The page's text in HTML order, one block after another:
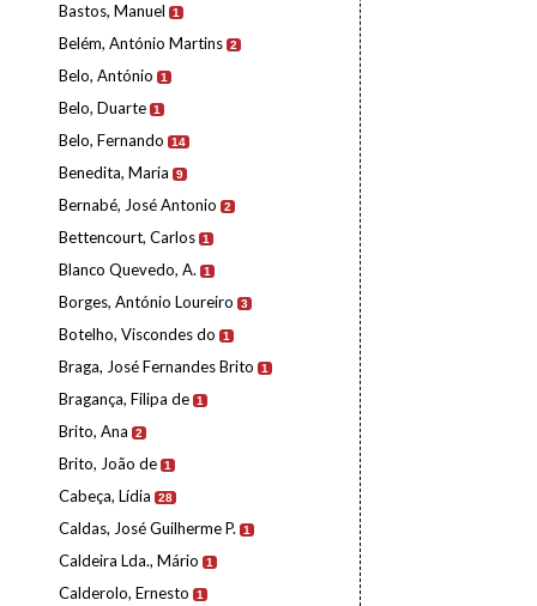
Bastos, Manuel 1
Belém, António Martins 2
Belo, António 1
Belo, Duarte 1
Belo, Fernando 14
Benedita, Maria 9
Bernabé, José Antonio 2
Bettencourt, Carlos 1
Blanco Quevedo, A. 1
Borges, António Loureiro 3
Botelho, Viscondes do 1
Braga, José Fernandes Brito 1
Bragança, Filipa de 1
Brito, Ana 2
Brito, João de 1
Cabeça, Lídia 28
Caldas, José Guilherme P. 1
Caldeira Lda., Mário 1
Calderolo, Ernesto 1